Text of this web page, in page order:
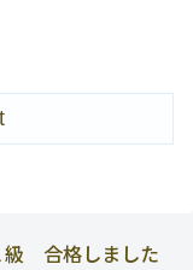
合格しました